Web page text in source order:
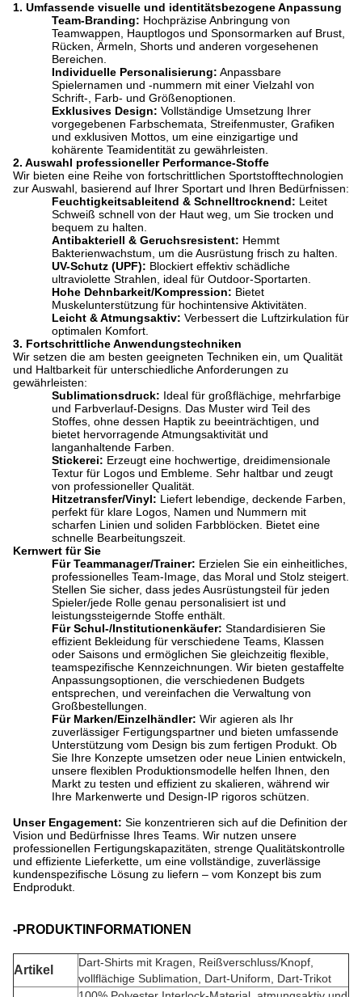
1. Umfassende visuelle und identitätsbezogene Anpassung
Team-Branding: ​ Hochpräzise Anbringung von
Teamwappen, Hauptlogos und Sponsormarken auf Brust,
Rücken, Ärmeln, Shorts und anderen vorgesehenen
Bereichen.
Individuelle Personalisierung: ​ Anpassbare
Spielernamen und -nummern mit einer Vielzahl von
Schrift-, Farb- und Größenoptionen.
Exklusives Design: ​ Vollständige Umsetzung Ihrer
vorgegebenen Farbschemata, Streifenmuster, Grafiken
und exklusiven Mottos, um eine einzigartige und
kohärente Teamidentität zu gewährleisten.
2. Auswahl professioneller Performance-Stoffe
Wir bieten eine Reihe von fortschrittlichen Sportstofftechnologien
zur Auswahl, basierend auf Ihrer Sportart und Ihren Bedürfnissen:
Feuchtigkeitsableitend & Schnelltrocknend: ​ Leitet
Schweiß schnell von der Haut weg, um Sie trocken und
bequem zu halten.
Antibakteriell & Geruchsresistent: ​ Hemmt
Bakterienwachstum, um die Ausrüstung frisch zu halten.
UV-Schutz (UPF): ​ Blockiert effektiv schädliche
ultraviolette Strahlen, ideal für Outdoor-Sportarten.
Hohe Dehnbarkeit/Kompression: ​ Bietet
Muskelunterstützung für hochintensive Aktivitäten.
Leicht & Atmungsaktiv: ​ Verbessert die Luftzirkulation für
optimalen Komfort.
3. Fortschrittliche Anwendungstechniken
Wir setzen die am besten geeigneten Techniken ein, um Qualität
und Haltbarkeit für unterschiedliche Anforderungen zu
gewährleisten:
Sublimationsdruck: ​ Ideal für großflächige, mehrfarbige
und Farbverlauf-Designs. Das Muster wird Teil des
Stoffes, ohne dessen Haptik zu beeinträchtigen, und
bietet hervorragende Atmungsaktivität und
langanhaltende Farben.
Stickerei: ​ Erzeugt eine hochwertige, dreidimensionale
Textur für Logos und Embleme. Sehr haltbar und zeugt
von professioneller Qualität.
Hitzetransfer/Vinyl: ​ Liefert lebendige, deckende Farben,
perfekt für klare Logos, Namen und Nummern mit
scharfen Linien und soliden Farbblöcken. Bietet eine
schnelle Bearbeitungszeit.
Kernwert für Sie
Für Teammanager/Trainer: ​ Erzielen Sie ein einheitliches,
professionelles Team-Image, das Moral und Stolz steigert.
Stellen Sie sicher, dass jedes Ausrüstungsteil für jeden
Spieler/jede Rolle genau personalisiert ist und
leistungssteigernde Stoffe enthält.
Für Schul-/Institutionenkäufer: ​ Standardisieren Sie
effizient Bekleidung für verschiedene Teams, Klassen
oder Saisons und ermöglichen Sie gleichzeitig flexible,
teamspezifische Kennzeichnungen. Wir bieten gestaffelte
Anpassungsoptionen, die verschiedenen Budgets
entsprechen, und vereinfachen die Verwaltung von
Großbestellungen.
Für Marken/Einzelhändler: ​ Wir agieren als Ihr
zuverlässiger Fertigungspartner und bieten umfassende
Unterstützung vom Design bis zum fertigen Produkt. Ob
Sie Ihre Konzepte umsetzen oder neue Linien entwickeln,
unsere flexiblen Produktionsmodelle helfen Ihnen, den
Markt zu testen und effizient zu skalieren, während wir
Ihre Markenwerte und Design-IP rigoros schützen.
Unser Engagement: ​ Sie konzentrieren sich auf die Definition der
Vision und Bedürfnisse Ihres Teams. Wir nutzen unsere
professionellen Fertigungskapazitäten, strenge Qualitätskontrolle
und effiziente Lieferkette, um eine vollständige, zuverlässige
kundenspezifische Lösung zu liefern – vom Konzept bis zum
Endprodukt.
-PRODUKTINFORMATIONEN
Artikel
Dart-Shirts mit Kragen, Reißverschluss/Knopf,
vollflächige Sublimation, Dart-Uniform, Dart-Trikot